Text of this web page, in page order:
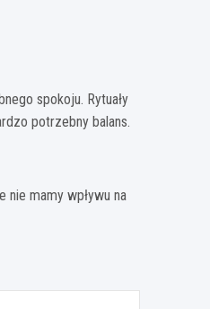
spokoju. Rytuały
potrzebny balans.
mamy wpływu na